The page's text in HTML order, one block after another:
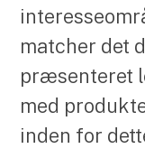
matcher det
præsenteret
med
inden for